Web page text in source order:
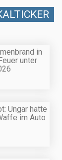
in
unter
Ungar hatte
im Auto